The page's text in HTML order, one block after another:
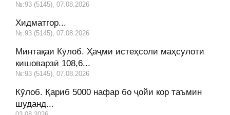
№:93 (5145), 07.08.2026
Хидматгор...
№:93 (5145), 07.08.2026
Минтақаи Кӯлоб. Ҳаҷми истеҳсоли маҳсулоти
кишоварзӣ 108,6...
№:93 (5145), 07.08.2026
Кӯлоб. Қариб 5000 нафар бо ҷойи кор таъмин
шуданд...